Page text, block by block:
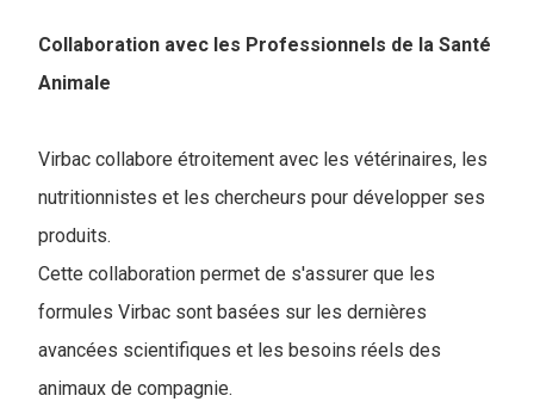
Collaboration avec les Professionnels de la Santé
Animale
Virbac collabore étroitement avec les vétérinaires, les
nutritionnistes et les chercheurs pour développer ses
produits.
Cette collaboration permet de s'assurer que les
formules Virbac sont basées sur les dernières
avancées scientifiques et les besoins réels des
animaux de compagnie.